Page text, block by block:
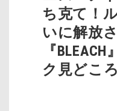
ち克て！
いに解放
『
ク見どこ